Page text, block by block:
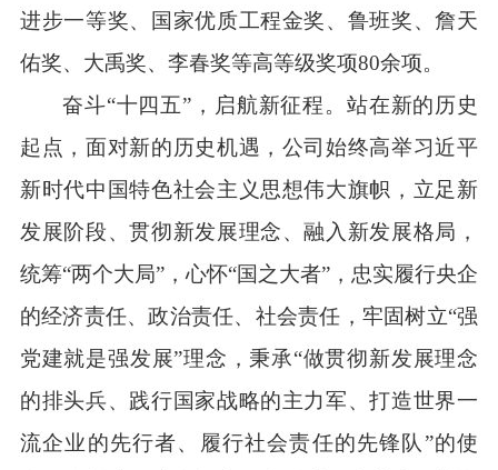
进步一等奖、国家优质工程金奖、鲁班奖、詹天
佑奖、大禹奖、李春奖等高等级奖项80余项。
奋斗“十四五”，启航新征程。站在新的历史
起点，面对新的历史机遇，公司始终高举习近平
新时代中国特色社会主义思想伟大旗帜，立足新
发展阶段、贯彻新发展理念、融入新发展格局，
统筹“两个大局”，心怀“国之大者”，忠实履行央企
的经济责任、政治责任、社会责任，牢固树立“强
党建就是强发展”理念，秉承“做贯彻新发展理念
的排头兵、践行国家战略的主力军、打造世界一
流企业的先行者、履行社会责任的先锋队”的使